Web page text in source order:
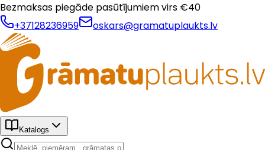
Bezmaksas piegāde pasūtījumiem virs €40
+37128236959
oskars@gramatuplaukts.lv
Katalogs